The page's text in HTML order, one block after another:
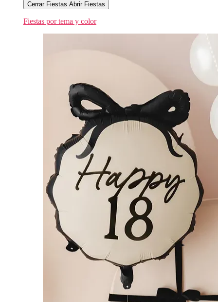
Cerrar Fiestas Abrir Fiestas
Fiestas por tema y color